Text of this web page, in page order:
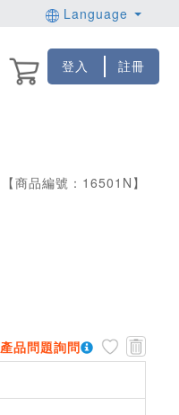
Language
登入 註冊
【商品編號： 16501 N 】
產品問題詢問